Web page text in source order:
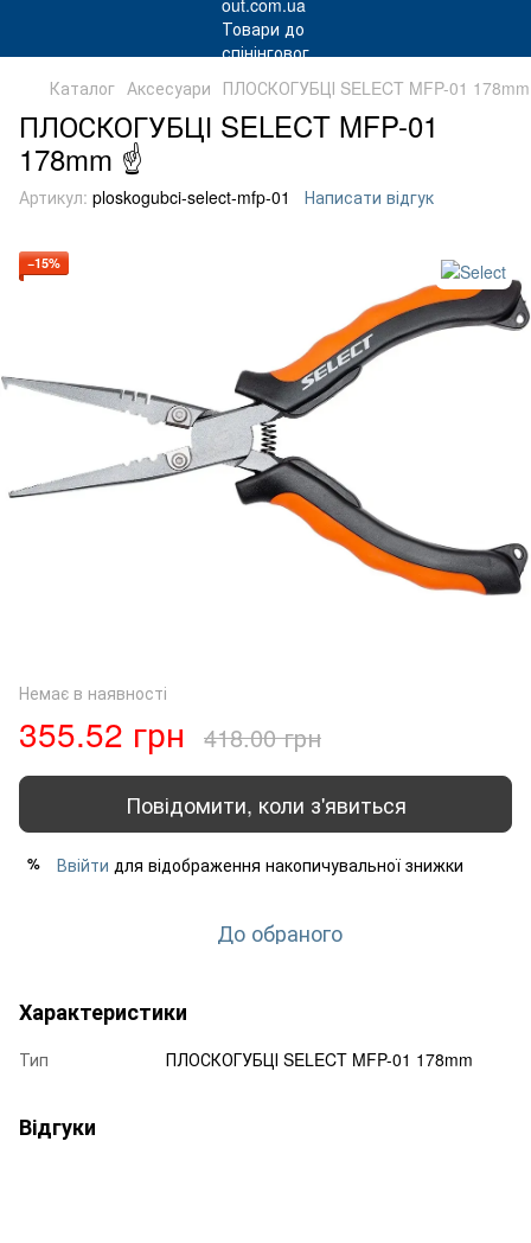
Каталог Аксесуари ПЛОСКОГУБЦІ SELECT MFP-01 178mm
ПЛОСКОГУБЦІ SELECT MFP-01
178mm ☝
Артикул: ploskogubci-select-mfp-01 Написати відгук
−15%
Немає в наявності
355.52 грн 418.00 грн
Повідомити, коли з'явиться
% Ввійти для відображення накопичувальної знижки
До обраного
Характеристики
Тип ПЛОСКОГУБЦІ SELECT MFP-01 178mm
Відгуки